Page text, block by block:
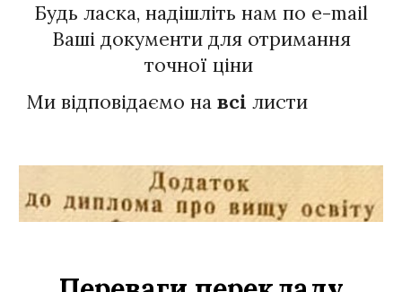
Будь ласка, надішліть нам по e-mail
Ваші документи для отримання
точної ціни
Ми відповідаємо навсілисти